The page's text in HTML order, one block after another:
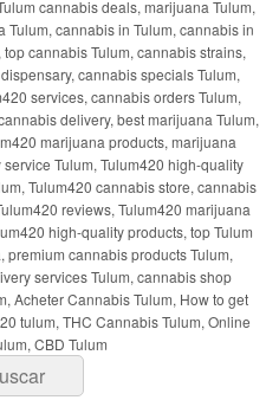
cannabis deals, marijuana Tulum,
cannabis in Tulum, cannabis in
cannabis Tulum, cannabis strains,
cannabis specials Tulum,
services, cannabis orders Tulum,
delivery, best marijuana Tulum,
marijuana products, marijuana
Tulum, Tulum420 high-quality
Tulum420 cannabis store, cannabis
reviews, Tulum420 marijuana
high-quality products, top Tulum
cannabis products Tulum,
services Tulum, cannabis shop
Acheter Cannabis Tulum, How to get
tulum, THC Cannabis Tulum, Online
CBD Tulum